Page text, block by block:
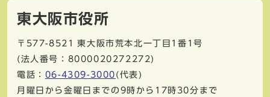
東大阪市役所
〒577-8521
東大阪市荒本北一丁目1番1号
(法人番号：8000020272272)
電話： 06-4309-3000 (代表)
月曜日から金曜日までの9時から17時30分まで